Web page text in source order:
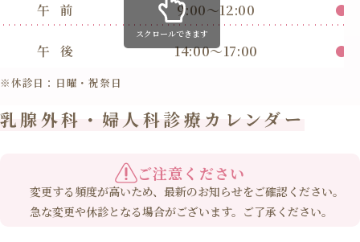
午前
9:00～12:00 ●
午後 14:00～17:00 ●
スクロールできます
※休診日：日曜・祝祭日
乳腺外科・婦人科診療カレンダー
ご注意ください
変更する頻度が高いため、最新のお知らせをご確認ください。
急な変更や休診となる場合がございます。ご了承ください。